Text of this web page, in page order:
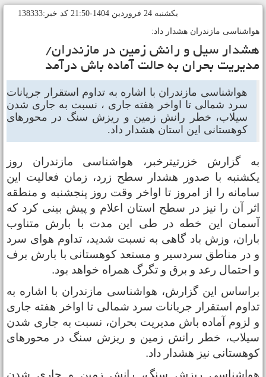
يکشنبه 24 فروردين 1404-21:50 کد خبر:138333
مازندران هشدار داد:
سیل و رانش زمین در مازندران/
بحران به حالت آماده ‌باش درآمد
هواشناسی مازندران با اشاره به تداوم استقرار جریانات
سرد شمالی تا اواخر هفته جاری ، نسبت به جاری شدن
سیلاب، خطر رانش زمین و ریزش سنگ در محورهای
کوهستانی این استان هشدار داد.
گزارش خزرتیترخبر، هواشناسی مازندران روز
با صدور هشدار سطح زرد، زمان فعالیت این
را از امروز تا اواخر وقت روز پنجشنبه و منطقه
آن را نیز در سطح استان اعلام و پیش بینی کرد که
این خطه در طی این مدت با بارش متناوب
وزش باد گاهی به نسبت شدید، تداوم هوای سرد
در مناطق سردسیر و مستعد کوهستانی با بارش برف
احتمال رعد و برق و تگرگ همراه خواهد بود.
این گزارش، هواشناسی مازندران با اشاره به
استقرار جریانات سرد شمالی تا اواخر هفته جاری
لزوم آماده ‌باش مدیریت بحران، نسبت به جاری شدن
خطر رانش زمین و ریزش سنگ در محورهای
نیز هشدار داد.
ریزش سنگ، رانش زمین و جاری شدن